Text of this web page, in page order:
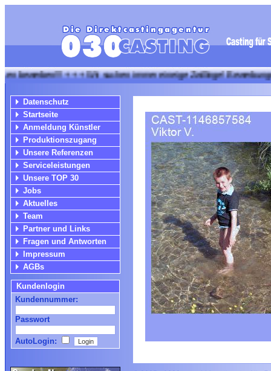
+ + + Wir suchen immer eineige Zwillinge! Bewerbungen bitte
Datenschutz
Startseite
Anmeldung Künstler
Produktionszugang
Unsere Referenzen
Serviceleistungen
Unsere TOP 30
Jobs
Aktuelles
Team
Partner und Links
Fragen und Antworten
Impressum
AGBs
Kundenlogin
Kundennummer:
Passwort
AutoLogin: